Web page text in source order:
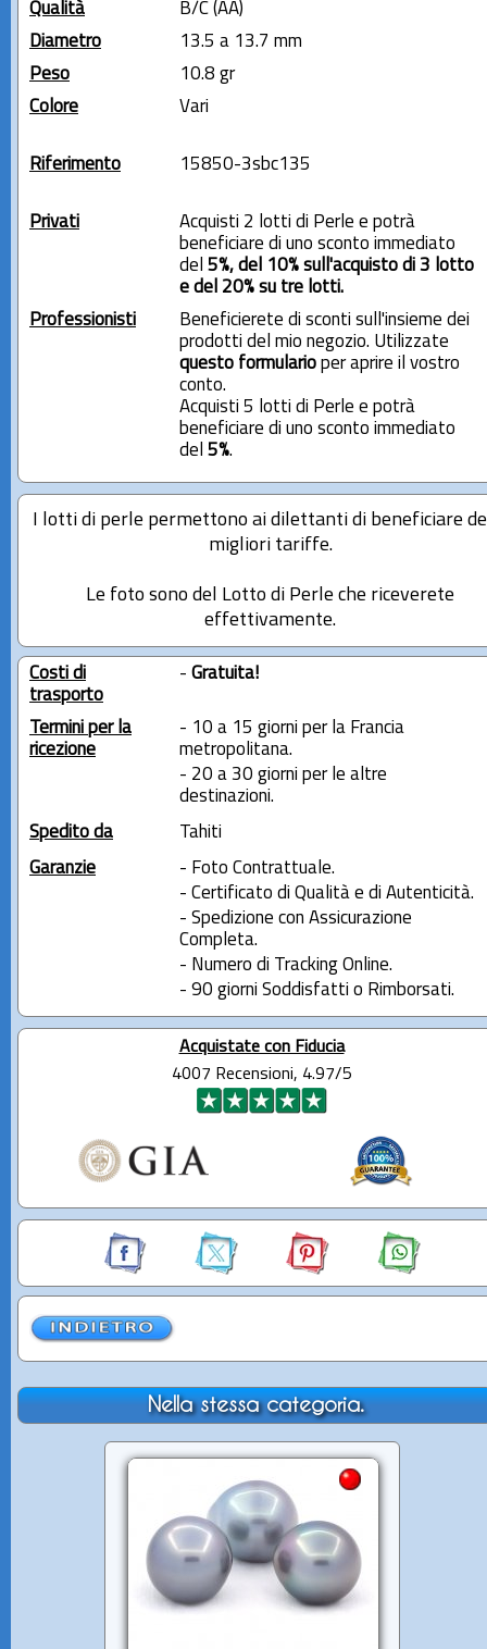
Qualità
B/C (AA)
Diametro
13.5 a 13.7 mm
Peso
10.8 gr
Colore
Vari
Riferimento 15850-3sbc135
Privati
Acquisti 2 lotti di Perle e potrà
beneficiare di uno sconto immediato
del 5%, del 10% sull'acquisto di 3 lotto
e del 20% su tre lotti.
Professionisti
Beneficierete di sconti sull'insieme dei
prodotti del mio negozio. Utilizzate
questo formularioper aprire il vostro
conto.
Acquisti 5 lotti di Perle e potrà
beneficiare di uno sconto immediato
del 5%.
I lotti di perle permettono ai dilettanti di beneficiare
migliori tariffe.
Le foto sono del Lotto di Perle che riceverete
effettivamente.
Costi di
trasporto
- Gratuita!
Termini per la
ricezione
- 10 a 15 giorni per la Francia
metropolitana.
- 20 a 30 giorni per le altre
destinazioni.
Spedito da
Tahiti
Garanzie
- Foto Contrattuale.
- Certificato di Qualità e di Autenticità.
- Spedizione con Assicurazione
Completa.
- Numero di Tracking Online.
- 90 giorni Soddisfatti o Rimborsati.
Acquistate con Fiducia
4007 Recensioni, 4.97/5
Nella stessa categoria.